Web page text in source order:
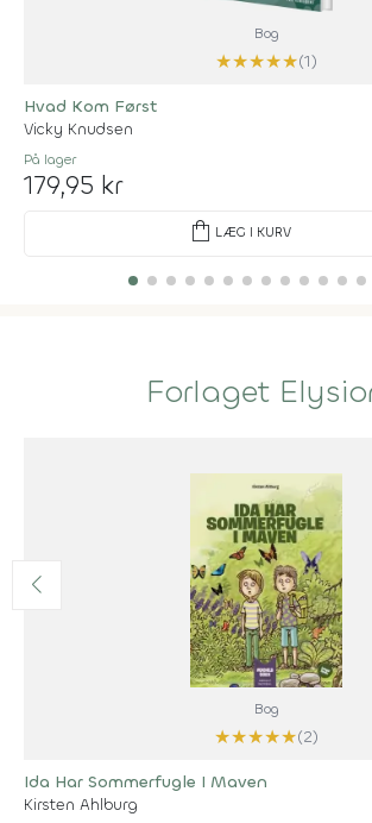
Bog
★★★★★(1)
Hvad Kom Først
Vicky Knudsen
På lager
179,95 kr
shopping_bag LÆG I KURV
Forlaget
Bog
★★★★★(2)
Ida Har Sommerfugle I Maven
Kirsten Ahlburg